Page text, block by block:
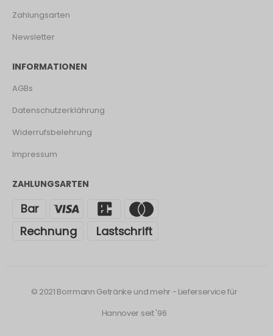
Zahlungsarten
Newsletter
INFORMATIONEN
AGBs
Datenschutzerklährung
Widerrufsbelehrung
Impressum
ZAHLUNGSARTEN
© 2021 Borrmann Getränke und mehr - Lieferservice für
Hannover seit '96